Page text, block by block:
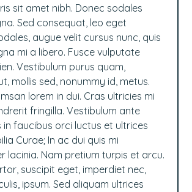
sit amet nibh. Donec sodales
Sed consequat, leo eget
augue velit cursus nunc, quis
mi a libero. Fusce vulputate
Vestibulum purus quam,
mollis sed, nonummy id, metus.
lorem in dui. Cras ultricies mi
fringilla. Vestibulum ante
in faucibus orci luctus et ultrices
Curae; In ac dui quis mi
lacinia. Nam pretium turpis et arcu.
suscipit eget, imperdiet nec,
ipsum. Sed aliquam ultrices